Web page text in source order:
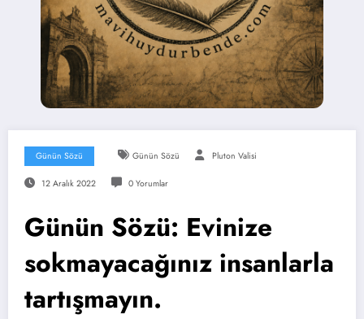
Günün Sözü Günün Sözü Pluton Valisi
12 Aralık 2022 0 Yorumlar
Günün Sözü: Evinize
sokmayacağınız insanlarla
tartışmayın.